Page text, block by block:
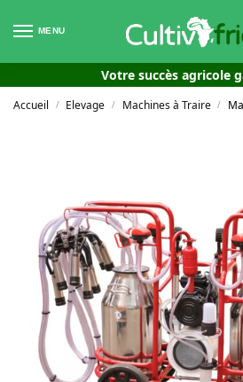
MENU
Votre succès agricole
Accueil / Elevage / Machines à Traire /